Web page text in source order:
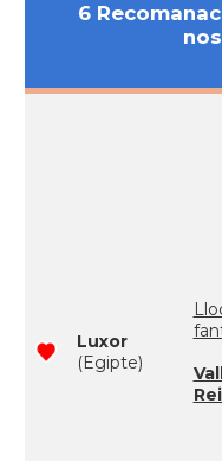
6
Luxor
(Egipte)